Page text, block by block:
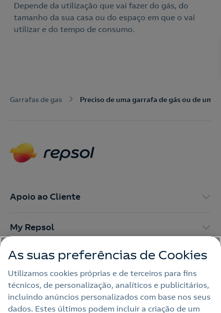
Nós ligamos!
Nós ligamos!
Depende da utilização que vai fazer do gás, do
tamanho da sua casa ou do espaço em que o vai
utilizar e do tempo de consumo.
Garrafas de gas Preciso de uma garrafa de gás ou de um
Apoio ao Cliente
My Repsol
Outras Energias
Links Úteis
As suas preferências de Cookies
Utilizamos cookies próprias e de terceiros para fins
técnicos, de personalização, analíticos e publicitários,
incluindo anúncios personalizados com base nos seus
dados. Estes últimos podem incluir a criação de um